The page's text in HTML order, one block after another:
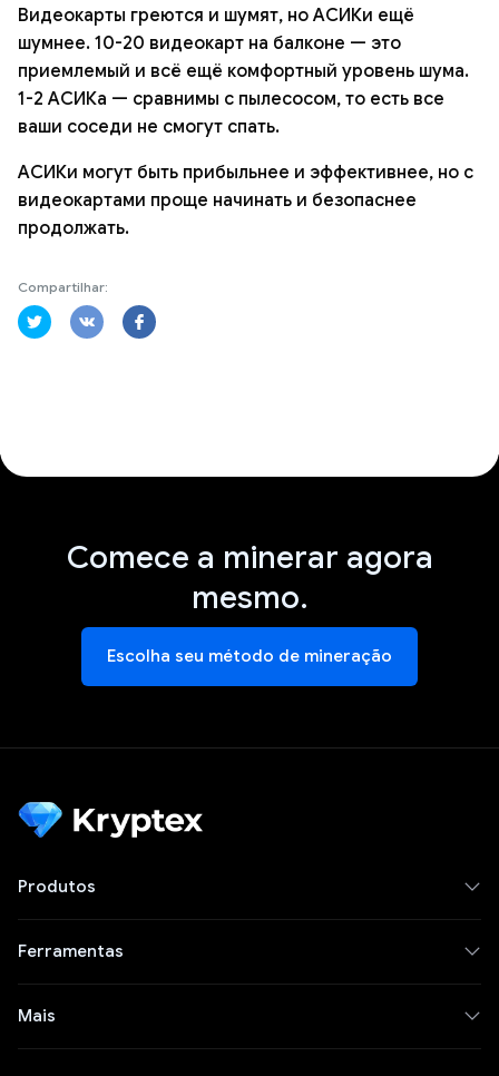
Видеокарты греются и шумят, но АСИКи ещё
шумнее. 10-20 видеокарт на балконе — это
приемлемый и всё ещё комфортный уровень шума.
1-2 АСИКа — сравнимы с пылесосом, то есть все
ваши соседи не смогут спать.
АСИКи могут быть прибыльнее и эффективнее, но с
видеокартами проще начинать и безопаснее
продолжать.
Compartilhar:
Comece a minerar agora
mesmo.
Escolha seu método de mineração
Produtos
Ferramentas
Mais